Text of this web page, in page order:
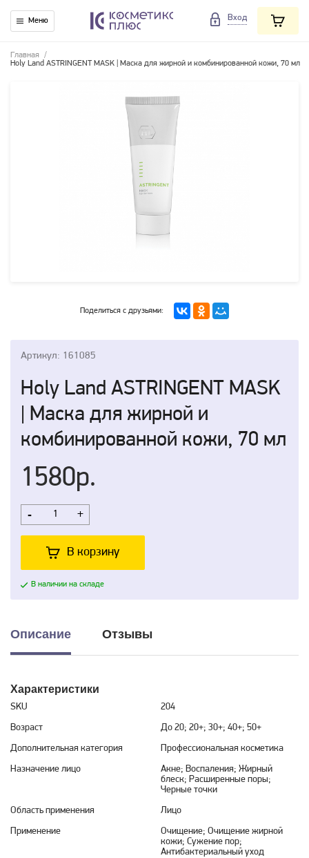
Меню Вход
Главная
/
Holy Land ASTRINGENT MASK | Маска для жирной и комбинированной кожи, 70 мл
Поделиться с друзьями:
Артикул: 161085
Holy Land ASTRINGENT MASK
| Маска для жирной и
комбинированной кожи, 70 мл
1580р.
- +
В корзину
В наличии на складе
Описание Отзывы
Характеристики
SKU
204
Возраст
До 20; 20+; 30+; 40+; 50+
Дополнительная категория
Профессиональная косметика
Назначение лицо
Акне; Воспаления; Жирный
блеск; Расширенные поры;
Черные точки
Область применения
Лицо
Применение
Очищение; Очищение жирной
кожи; Сужение пор;
Антибактериальный уход